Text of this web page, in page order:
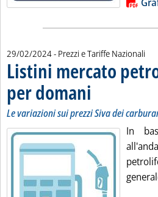
29/02/2024- Prezzi e Tariffe Nazionali
Listini mercato
per domani . Sottotitolo: Le
. Pubblicata giovedì
Le variazioni sui prezzi Siva dei
In